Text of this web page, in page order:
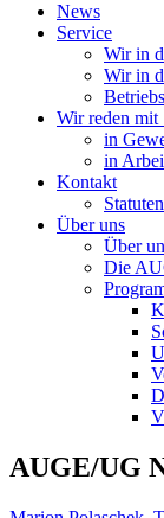
News
Service
Wir in
Wir in
Wir reden
in
in
Kontakt
Statuten
Über uns
Über
Die
AUGE/UG